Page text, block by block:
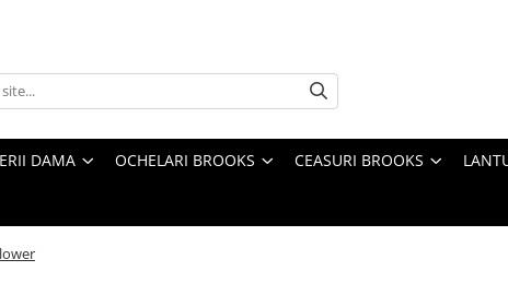
DAMA OCHELARI BROOKS CEASURI BROOKS